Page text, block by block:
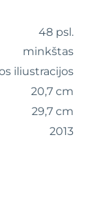
48 psl.
minkštas
iliustracijos
20,7 cm
29,7 cm
2013